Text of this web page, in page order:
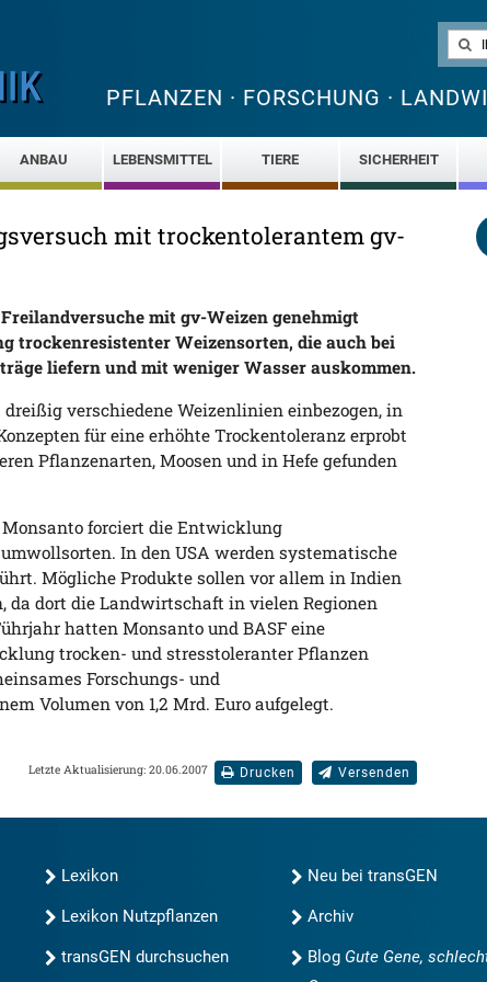
PFLANZEN · FORSCHUNG ·
ANBAU LEBENSMITTEL TIERE SICHERHEIT
mit trockentolerantem gv-
mit gv-Weizen genehmigt
trockenresistenter Weizensorten, die auch bei
liefern und mit weniger Wasser auskommen.
verschiedene Weizenlinien einbezogen, in
für eine erhöhte Trockentoleranz erprobt
Pflanzenarten, Moosen und in Hefe gefunden
forciert die Entwicklung
In den USA werden systematische
Mögliche Produkte sollen vor allem in Indien
da dort die Landwirtschaft in vielen Regionen
hatten Monsanto und BASF eine
trocken- und stresstoleranter Pflanzen
Forschungs- und
Volumen von 1,2 Mrd. Euro aufgelegt.
Drucken Versenden
Letzte Aktualisierung: 20.06.2007
Lexikon
Lexikon Nutzpflanzen
transGEN durchsuchen
Neu bei transGEN
Archiv
Blog Gute Gene,